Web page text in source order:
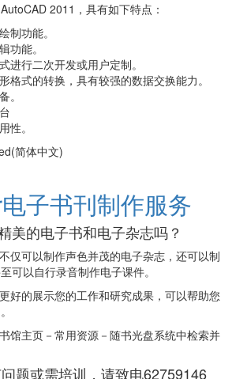
2011，具有如下特点：
制功能。
功能。
进行二次开发或用户定制。
格式的转换，具有较强的数据交换能力。
。
性。
简体中文)
子书刊制作服务
美的电子书和电子杂志吗？
仅可以制作声色并茂的电子杂志，还可以制
可以自行录音制作电子课件。
好的展示您的工作和研究成果，可以帮助您
馆主页－常用资源－随书光盘系统中检索并
题或需培训，请致电62759146